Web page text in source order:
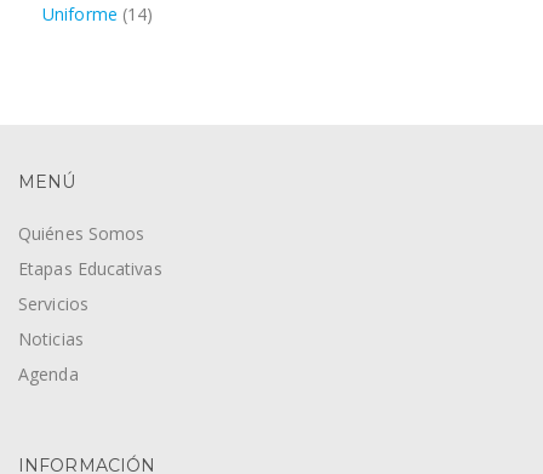
productos
Uniforme 1414
MENÚ
Quiénes Somos
Etapas Educativas
Servicios
Noticias
Agenda
INFORMACIÓN